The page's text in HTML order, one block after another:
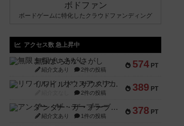
ボドファン
ボードゲームに特化したクラウドファンディング
アクセス数 急上昇中
574 PT
無限まちがいさがし
紹介文あり 2件の投稿
389 PT
リワイルド：サウスアメリカ
2件の投稿
378 PT
アンダー・ザ・テーブラー
紹介文あり 1件の投稿